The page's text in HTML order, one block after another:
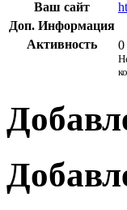
Ваш сайт
Доп. Информация
Активность
0